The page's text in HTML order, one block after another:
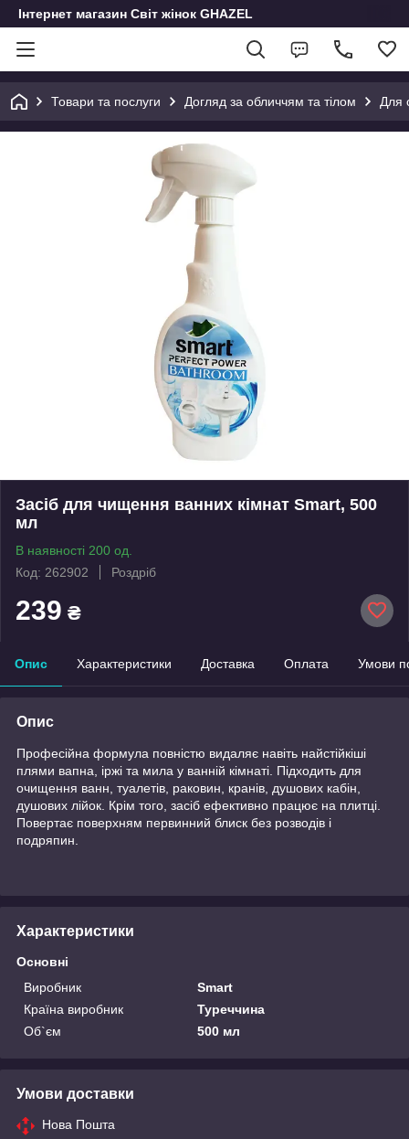
Інтернет магазин Світ жінок GHAZEL
Товари та послуги Догляд за обличчям та тілом Для
Засіб для чищення ванних кімнат Smart, 500
мл
В наявності 200 од.
Код: 262902
Роздріб
239 ₴
Опис Характеристики Доставка Оплата Умови
Опис
Професійна формула повністю видаляє навіть найстійкіші
плями вапна, іржі та мила у ванній кімнаті. Підходить для
очищення ванн, туалетів, раковин, кранів, душових кабін,
душових лійок. Крім того, засіб ефективно працює на плитці.
Повертає поверхням первинний блиск без розводів і
подряпин.
Характеристики
Основні
Виробник
Smart
Країна виробник
Туреччина
Об`єм
500 мл
Умови доставки
Нова Пошта